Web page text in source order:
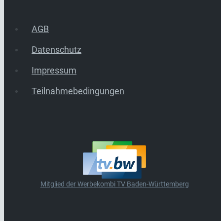
AGB
Datenschutz
Impressum
Teilnahmebedingungen
Mitglied der Werbekombi TV Baden-Württemberg